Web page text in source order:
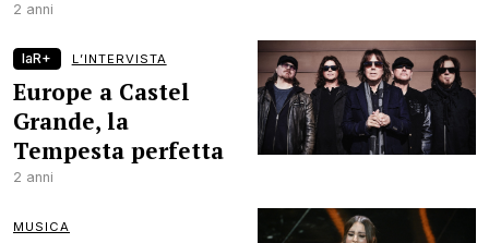
2 anni
laR+ L’INTERVISTA
Europe a Castel
Grande, la
Tempesta perfetta
2 anni
MUSICA